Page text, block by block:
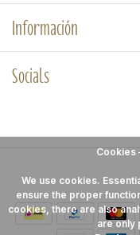
Información
Socials
Cookies
We use cookies.
ensure the proper
cookies, there are also
are only